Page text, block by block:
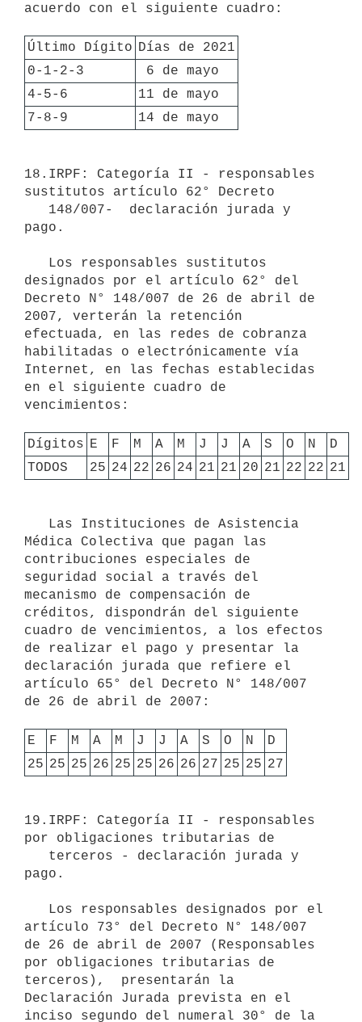
acuerdo con el siguiente cuadro:
Último Dígito Días de 2021
0-1-2-3
6 de mayo
4-5-6
11 de mayo
7-8-9
14 de mayo
18.IRPF: Categoría II - responsables
sustitutos artículo 62° Decreto
pago.
designados por el artículo 62° del
Decreto N° 148/007 de 26 de abril de
2007, verterán la retención
efectuada, en las redes de cobranza
habilitadas o electrónicamente vía
Internet, en las fechas establecidas
en el siguiente cuadro de
vencimientos:
Dígitos E F M A M J J A S O N
D
TODOS
25 24 22 26 24 21 21 20 21 22 22 21
Médica Colectiva que pagan las
contribuciones especiales de
seguridad social a través del
mecanismo de compensación de
créditos, dispondrán del siguiente
cuadro de vencimientos, a los efectos
de realizar el pago y presentar la
declaración jurada que refiere el
artículo 65° del Decreto N° 148/007
de 26 de abril de 2007:
E F M A M J J A S O N
D
25 25 25 26 25 25 26 26 27 25 25 27
19.IRPF: Categoría II - responsables
por obligaciones tributarias de
pago.
artículo 73° del Decreto N° 148/007
de 26 de abril de 2007 (Responsables
por obligaciones tributarias de
terceros),  presentarán la
Declaración Jurada prevista en el
inciso segundo del numeral 30° de la